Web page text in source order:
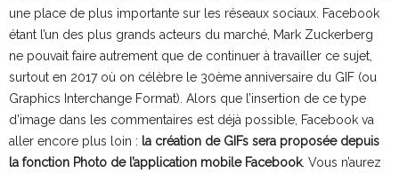
une place de plus importante sur les réseaux sociaux. Facebook
étant l’un des plus grands acteurs du marché, Mark Zuckerberg
ne pouvait faire autrement que de continuer à travailler ce sujet,
surtout en 2017 où on célèbre le 30ème anniversaire du GIF (ou
Graphics Interchange Format). Alors que l’insertion de ce type
d’image dans les commentaires est déjà possible, Facebook va
aller encore plus loin : la création de GIFs sera proposée depuis
la fonction Photo de l’application mobile Facebook. Vous n’aurez